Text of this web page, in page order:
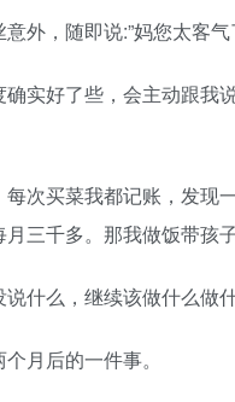
，随即说:”妈您太客气
好了些，会主动跟我
买菜我都记账，发现
三千多。那我做饭带孩
么，继续该做什么做什
月后的一件事。